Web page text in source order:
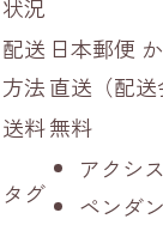
状況
配送
方法
日本郵便
直送（配送
送料無料
タグ
アクシ
ペンダ